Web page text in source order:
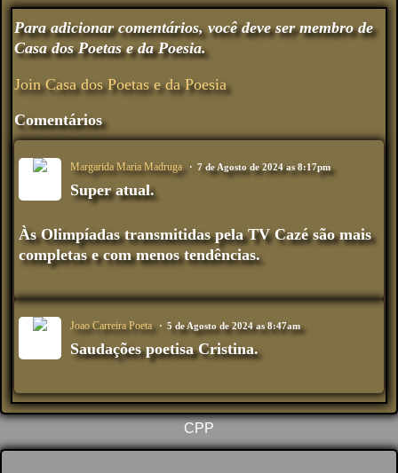
Para adicionar comentários, você deve ser membro de
Casa dos Poetas e da Poesia.
Join Casa dos Poetas e da Poesia
Comentários
Margarida Maria Madruga 7 de Agosto de 2024 as 8:17pm
Super atual.
Às Olimpíadas transmitidas pela TV Cazé são mais
completas e com menos tendências.
Joao Carreira Poeta 5 de Agosto de 2024 as 8:47am
Saudações poetisa Cristina.
CPP